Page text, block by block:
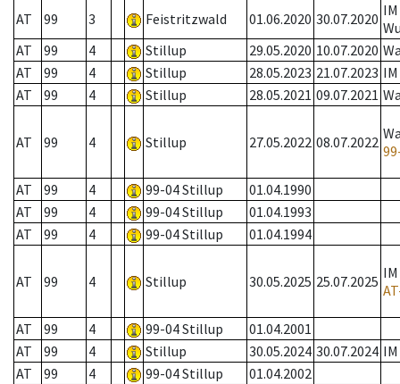
AT
99 3 Feistritzwald 01.06.2020 30.07.2020
AT
99 4 Stillup 29.05.2020 10.07.2020
AT
99 4 Stillup 28.05.2023 21.07.2023
AT
99 4 Stillup 28.05.2021 09.07.2021
AT 99 4 Stillup 27.05.2022 08.07.2022
AT 99 4 99-04 Stillup
01.04.1990
AT
99 4 99-04 Stillup
01.04.1993
AT
99 4 99-04 Stillup 01.04.1994
AT 99 4 Stillup 30.05.2025 25.07.2025
AT 99 4 99-04 Stillup
01.04.2001
AT
99 4 Stillup 30.05.2024 30.07.2024
AT
99 4 99-04 Stillup
01.04.2002